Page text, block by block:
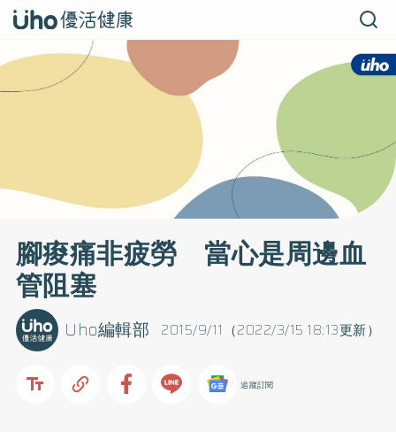
腳痠痛非疲勞 當心是周邊血
管阻塞
2015/9/11（2022/3/15 18:13更新）
Uho編輯部
追蹤訂閱